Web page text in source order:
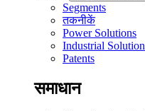
Segments
तकनीकें
Power Solutions
Industrial
Patents
समाधान